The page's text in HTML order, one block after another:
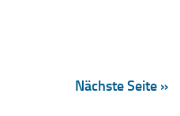
Nächste Seite »